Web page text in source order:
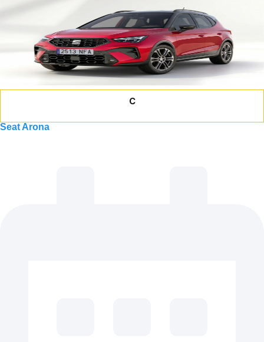
c
Seat Arona